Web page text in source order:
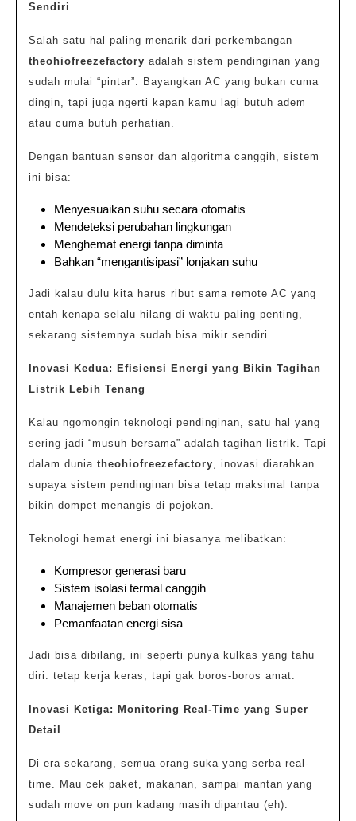
Sendiri
Salah satu hal paling menarik dari perkembangan
theohiofreezefactory adalah sistem pendinginan yang
sudah mulai “pintar”. Bayangkan AC yang bukan cuma
dingin, tapi juga ngerti kapan kamu lagi butuh adem
atau cuma butuh perhatian.
Dengan bantuan sensor dan algoritma canggih, sistem
ini bisa:
Menyesuaikan suhu secara otomatis
Mendeteksi perubahan lingkungan
Menghemat energi tanpa diminta
Bahkan “mengantisipasi” lonjakan suhu
Jadi kalau dulu kita harus ribut sama remote AC yang
entah kenapa selalu hilang di waktu paling penting,
sekarang sistemnya sudah bisa mikir sendiri.
Inovasi Kedua: Efisiensi Energi yang Bikin Tagihan
Listrik Lebih Tenang
Kalau ngomongin teknologi pendinginan, satu hal yang
sering jadi “musuh bersama” adalah tagihan listrik. Tapi
dalam dunia theohiofreezefactory, inovasi diarahkan
supaya sistem pendinginan bisa tetap maksimal tanpa
bikin dompet menangis di pojokan.
Teknologi hemat energi ini biasanya melibatkan:
Kompresor generasi baru
Sistem isolasi termal canggih
Manajemen beban otomatis
Pemanfaatan energi sisa
Jadi bisa dibilang, ini seperti punya kulkas yang tahu
diri: tetap kerja keras, tapi gak boros-boros amat.
Inovasi Ketiga: Monitoring Real-Time yang Super
Detail
Di era sekarang, semua orang suka yang serba real-
time. Mau cek paket, makanan, sampai mantan yang
sudah move on pun kadang masih dipantau (eh).